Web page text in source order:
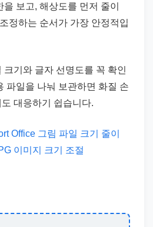
보고, 해상도를 먼저 줄이
정하는 순서가 가장 안정적입
크기와 글자 선명도를 꼭 확인
파일을 나눠 보관하면 화질 손
대응하기 쉽습니다.
Office 그림 파일 크기 줄이
이미지 크기 조절